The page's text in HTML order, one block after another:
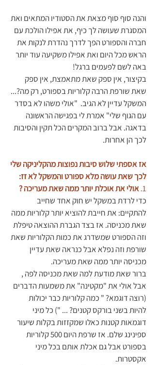
והנה סוף סוף מצאת את הסטודיו המתאים ואת
המסגרת שעושה לך כיף, את אפילו הולכת עם
חברה והספורט הפך לדרך נהדרת לנקות את
הראש מכל היום ואת אפילו משקיעה עוד יותר
באה לשם לפעמים ברגל!
בקיצור, אין ספק שאת מתאמצת, אין ספק
שאת שורפת הרבה קלוריות בספורט, רק מה?...
המשקל עדיין לא הגיב.  "אולי משהו לא בסדר
עם הגוף שלי" אמרת לי בפגישה הראשונה
בדאגה. אבל ברוב המקרים הכל תקין והסיבות
לכך הן אחרות.
אז אספתי שלוש סיבות נפוצות מהקליניקה שלי
לכך שאת עושה מלא ספורט והמשקל לא זז:
1. אולי את אוכלת יותר ממה שאת מעריכה ?
כדי לרדת במשקל יש חוק אחד שחייב
להתקיים: את חייבת להוציא יותר קלוריות ממה
שאת מכניסה. אז בצד הגברת ההוצאה טיפלת
וזה הספורט שמשדרג את כמות הקלוריות שאת
שורפת וזה נפלא אבל כנראה שאת עדיין
מכניסה יותר ממה שאת מעריכה.
ברור שאת מודעת למה שאת מכניסה לפה ,
אבל אולי את "מקטינה" את משמעות הדברים
(רוצה דוגמא? " כמה קלוריות כבר יכולות
להיות בשני בורקס קטנים? ... ") כל מיני
דוגמאות קטנות כאלו שמקזזות בקלות שיעור
ספינינג שלם. אז שרפת היום 500 קלוריות
בספורט אבל גם אכלת אותם בכל מיני
אקסטרות.